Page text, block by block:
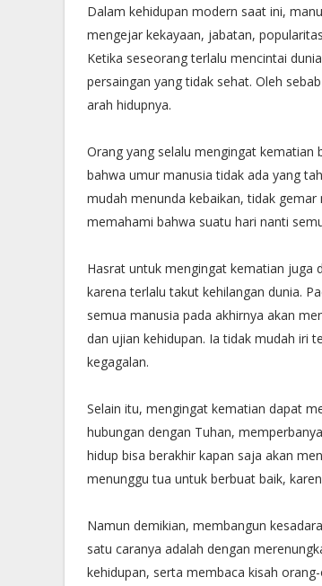
Dalam kehidupan modern saat ini,
mengejar kekayaan, jabatan,
Ketika seseorang terlalu mencintai
persaingan yang tidak sehat. Oleh
arah hidupnya.
Orang yang selalu mengingat kematian
bahwa umur manusia tidak ada yang
mudah menunda kebaikan, tidak
memahami bahwa suatu hari nanti
Hasrat untuk mengingat kematian juga
karena terlalu takut kehilangan dunia.
semua manusia pada akhirnya akan
dan ujian kehidupan. Ia tidak mudah iri
kegagalan.
Selain itu, mengingat kematian dapat
hubungan dengan Tuhan,
hidup bisa berakhir kapan saja akan
menunggu tua untuk berbuat baik,
Namun demikian, membangun
satu caranya adalah dengan
kehidupan, serta membaca kisah